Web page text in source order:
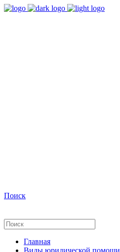
Поиск
Главная
Виды юридической помощи